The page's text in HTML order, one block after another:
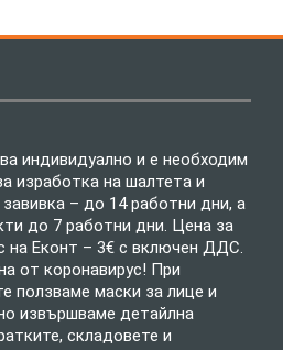
индивидуално и е необходим
изработка на шалтета и
– до 14 работни дни, а
до 7 работни дни. Цена за
на Еконт – 3€ с включен ДДС.
от коронавирус! При
ползваме маски за лице и
извършваме детайлна
складовете и